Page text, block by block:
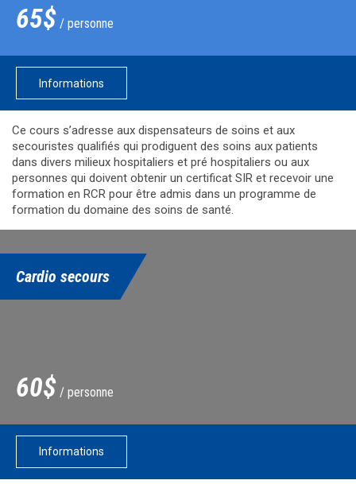
65$ / personne
Informations
Ce cours s’adresse aux dispensateurs de soins et aux
secouristes qualifiés qui prodiguent des soins aux patients
dans divers milieux hospitaliers et pré hospitaliers ou aux
personnes qui doivent obtenir un certificat SIR et recevoir une
formation en RCR pour être admis dans un programme de
formation du domaine des soins de santé.
Cardio secours
60$ / personne
Informations